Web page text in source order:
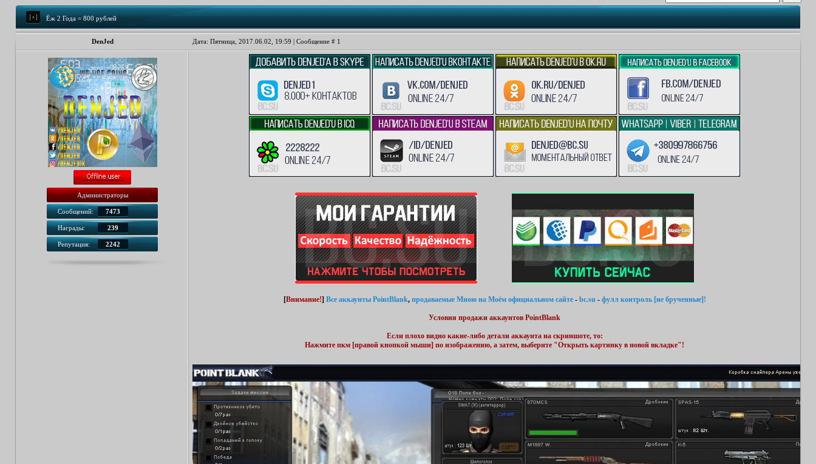
Ёж 2 Года = 800 рублей
DenJed Дата: Пятница, 2017.06.02, 19:59 | Сообщение # 1
Администраторы
Сообщений: 7473
Награды: 239
Репутация: 2242
[Внимание!] Все аккаунты PointBlank, продаваемые Мною на Моём официальном сайте- bc.su- фулл контроль [не брученные]!
Условия продажи аккаунтов PointBlank
Если плохо видно какие-либо детали аккаунта на скриншоте, то:
Нажмите пкм [правой кнопкой мыши] по изображению, а затем, выберите "Открыть картинку в новой вкладке"!